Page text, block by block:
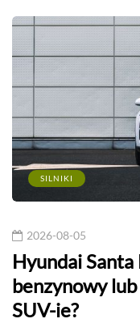
SILNIKI
2026-08-05
Hyundai
benzynowy
SUV-ie?